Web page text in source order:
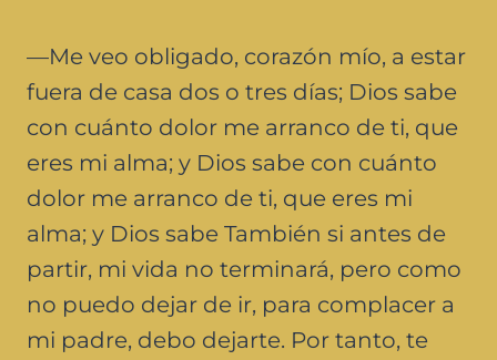
—Me veo obligado, corazón mío, a estar
fuera de casa dos o tres días; Dios sabe
con cuánto dolor me arranco de ti, que
eres mi alma; y Dios sabe con cuánto
dolor me arranco de ti, que eres mi
alma; y Dios sabe También si antes de
partir, mi vida no terminará, pero como
no puedo dejar de ir, para complacer a
mi padre, debo dejarte. Por tanto, te